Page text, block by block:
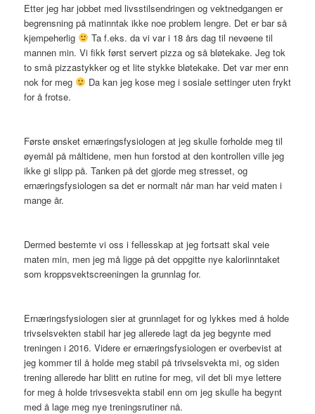
Etter jeg har jobbet med livsstilsendringen og vektnedgangen er
begrensning på matinntak ikke noe problem lengre. Det er bar så
kjempeherlig
Ta f.eks. da vi var i 18 års dag til nevøene til
mannen min. Vi fikk først servert pizza og så bløtekake. Jeg tok
to små pizzastykker og et lite stykke bløtekake. Det var mer enn
nok for meg
Da kan jeg kose meg i sosiale settinger uten frykt
for å frotse.
Første ønsket ernæringsfysiologen at jeg skulle forholde meg til
øyemål på måltidene, men hun forstod at den kontrollen ville jeg
ikke gi slipp på. Tanken på det gjorde meg stresset, og
ernæringsfysiologen sa det er normalt når man har veid maten i
mange år.
Dermed bestemte vi oss i fellesskap at jeg fortsatt skal veie
maten min, men jeg må ligge på det oppgitte nye kaloriinntaket
som kroppsvektscreeningen la grunnlag for.
Ernæringsfysiologen sier at grunnlaget for og lykkes med å holde
trivselsvekten stabil har jeg allerede lagt da jeg begynte med
treningen i 2016. Videre er ernæringsfysiologen er overbevist at
jeg kommer til å holde meg stabil på trivselsvekta mi, og siden
trening allerede har blitt en rutine for meg, vil det bli mye lettere
for meg å holde trivsesvekta stabil enn om jeg skulle ha begynt
med å lage meg nye treningsrutiner nå.